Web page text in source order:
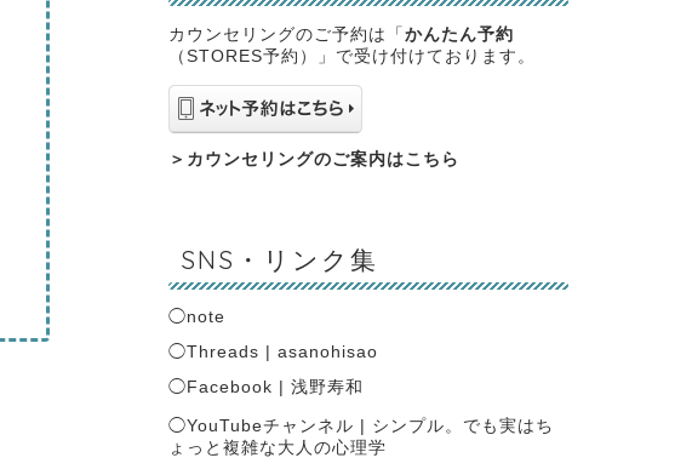
カウンセリングのご予約は「 かんたん予約
（STORES予約）」で受け付けております。
＞ カウンセリングのご案内はこちら
SNS・リンク集
◯note
◯Threads | asanohisao
◯ Facebook | 浅野寿和
◯YouTubeチャンネル | シンプル。でも実はち
ょっと複雑な大人の心理学